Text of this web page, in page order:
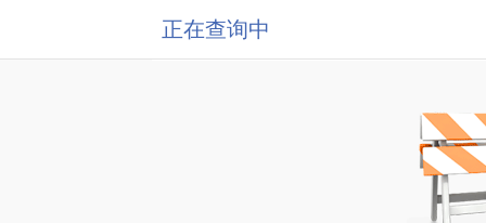
正在查询中